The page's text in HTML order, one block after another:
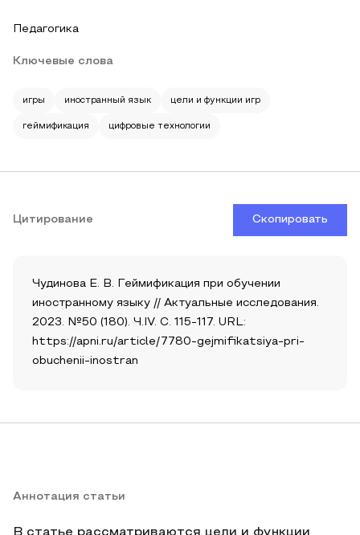
Педагогика
Ключевые слова
игры иностранный язык цели и функции игр
геймификация цифровые технологии
Цитирование Скопировать
Чудинова Е. В. Геймификация при обучении
иностранному языку // Актуальные исследования.
2023. №50 (180). Ч.IV. С. 115-117. URL:
https://apni.ru/article/7780-gejmifikatsiya-pri-
obuchenii-inostran
Аннотация статьи
В статье рассматриваются цели и функции